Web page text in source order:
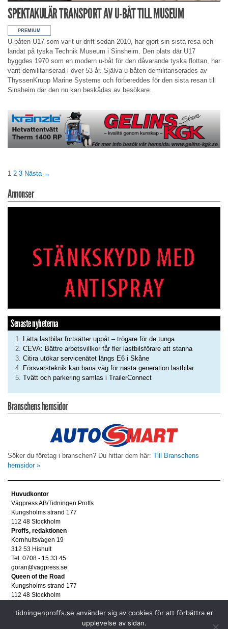
SPEKTAKULÄR TRANSPORT AV U-BÅT TILL MUSEUM
U-båten U17 som varit ur drift sedan 2010, har gjort sin sista resa och
landat på tyska Technik Museum i Sinsheim. Den plats där U17
byggdes 1970 som en modern u-båt för den dåvarande tyska flottan, har
varit demilitariserad i över 53 år. Själva u-båten demilitariserades av
ThyssenKrupp Marine Systems och förbereddes för den sista resan till
Sinsheim där den nu kan beskådas av besökare.
1 2 3 Nästa →
Annonser
Senaste nyheterna
Lätta lastbilar fortsätter uppåt – trögare för de tunga
CEVA: Bättre arbetsvillkor får fler lastbilsförare att stanna
Citira utökar servicenätet längs E6 i Skåne
Försvarsteknik kan bana väg för nästa generation lastbilar
Tvätt och parkering samlas i TrailerConnect
Branschens hemsidor
Söker du företag i branschen? Du hittar dem här: Till Branschens
hemsidor »
Huvudkontor
Vägpress AB/Tidningen Proffs
Kungsholms strand 177
112 48 Stockholm
Proffs, redaktionen
Kornhultsvägen 19
312 53 Hishult
Tel. 0708 - 15 33 45
goran@vagpress.se
Queen of the Road
Kungsholms strand 177
112 48 Stockholm
Tel. 08 - 653 83 80
tidningenproffs.se använder sig av cookies för att förbättra er
upplevelse av sidan.